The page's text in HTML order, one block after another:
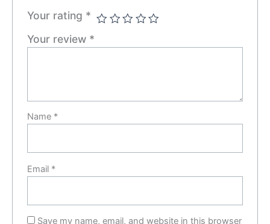
Your rating *
Your review *
Name *
Email *
Save my name, email, and website in this browser